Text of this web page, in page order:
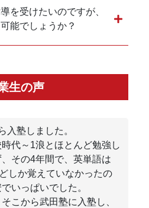
を受けたいのですが、
能でしょうか？
生の声
入塾しました。
代～1浪とほとんど勉強し
その4年間で、英単語は
しか覚えていなかったの
いっぱいでした。
こから武田塾に入塾し、